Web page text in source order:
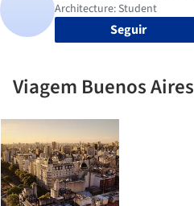
Seguir
Viagem Buenos Aires